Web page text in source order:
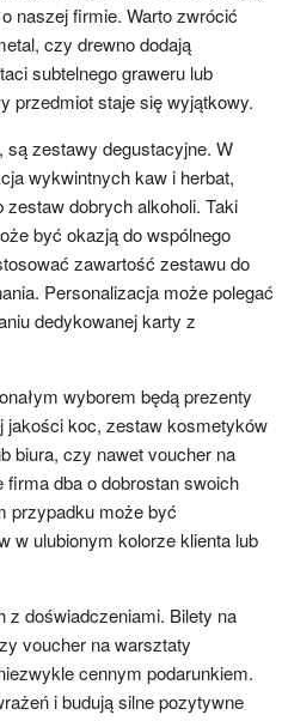
naszej firmie. Warto zwrócić
czy drewno dodają
subtelnego graweru lub
przedmiot staje się wyjątkowy.
są zestawy degustacyjne. W
wykwintnych kaw i herbat,
dobrych alkoholi. Taki
być okazją do wspólnego
zawartość zestawu do
Personalizacja może polegać
dedykowanej karty z
wyborem będą prezenty
koc, zestaw kosmetyków
biura, czy nawet voucher na
dba o dobrostan swoich
przypadku może być
w ulubionym kolorze klienta lub
z doświadczeniami. Bilety na
voucher na warsztaty
cennym podarunkiem.
i budują silne pozytywne